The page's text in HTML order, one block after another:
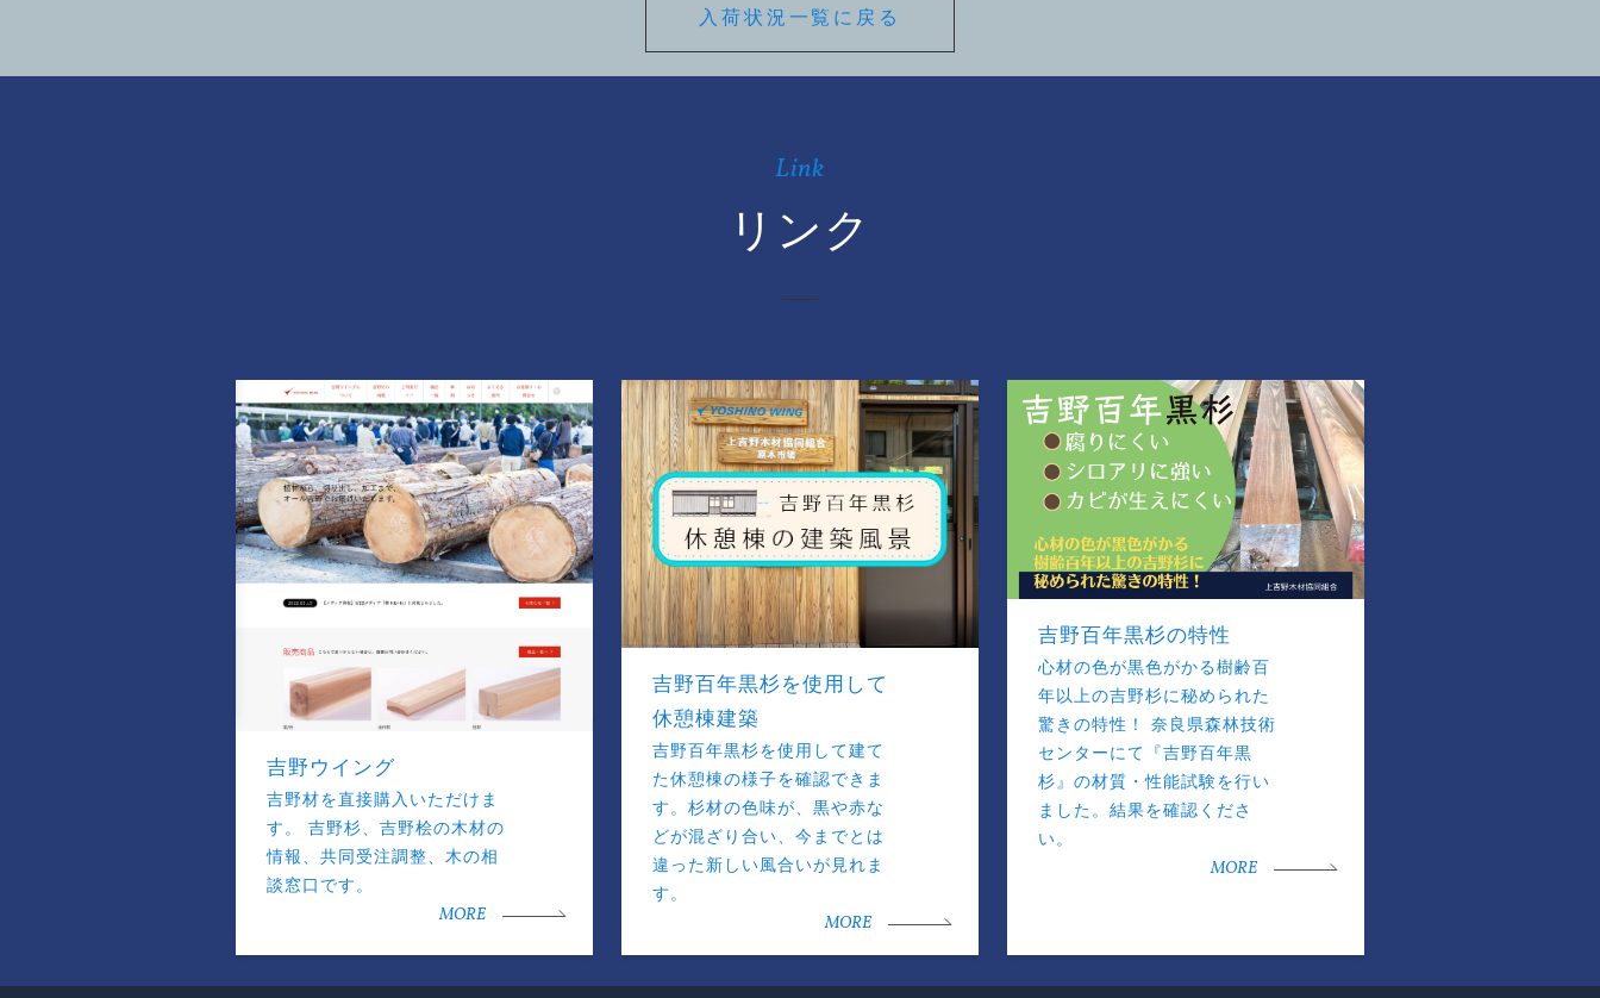
入荷状況一覧に戻る
Link
リンク
吉野ウイング
吉野材を直接購入いただけま
す。 吉野杉、吉野桧の木材の
情報、共同受注調整、木の相
談窓口です。
MORE
吉野百年黒杉を使用して
休憩棟建築
吉野百年黒杉を使用して建て
た休憩棟の様子を確認できま
す。杉材の色味が、黒や赤な
どが混ざり合い、今までとは
違った新しい風合いが見れま
す。
MORE
吉野百年黒杉の特性
心材の色が黒色がかる樹齢百
年以上の吉野杉に秘められた
驚きの特性！ 奈良県森林技術
センターにて『吉野百年黒
杉』の材質・性能試験を行い
ました。結果を確認くださ
い。
MORE